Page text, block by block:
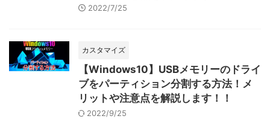
2022/7/25
カスタマイズ
【Windows10】USBメモリーのドライ
ブをパーティション分割する方法！メ
リットや注意点を解説します！！
2022/9/25